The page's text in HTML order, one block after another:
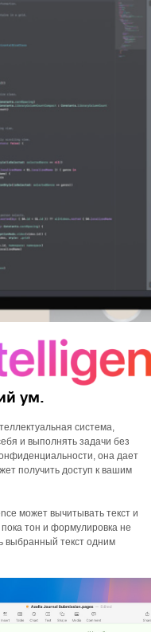
ум.
система,
и выполнять задачи без
она дает
получить доступ к вашим
может вычитывать текст и
тон и формулировка не
выбранный текст одним